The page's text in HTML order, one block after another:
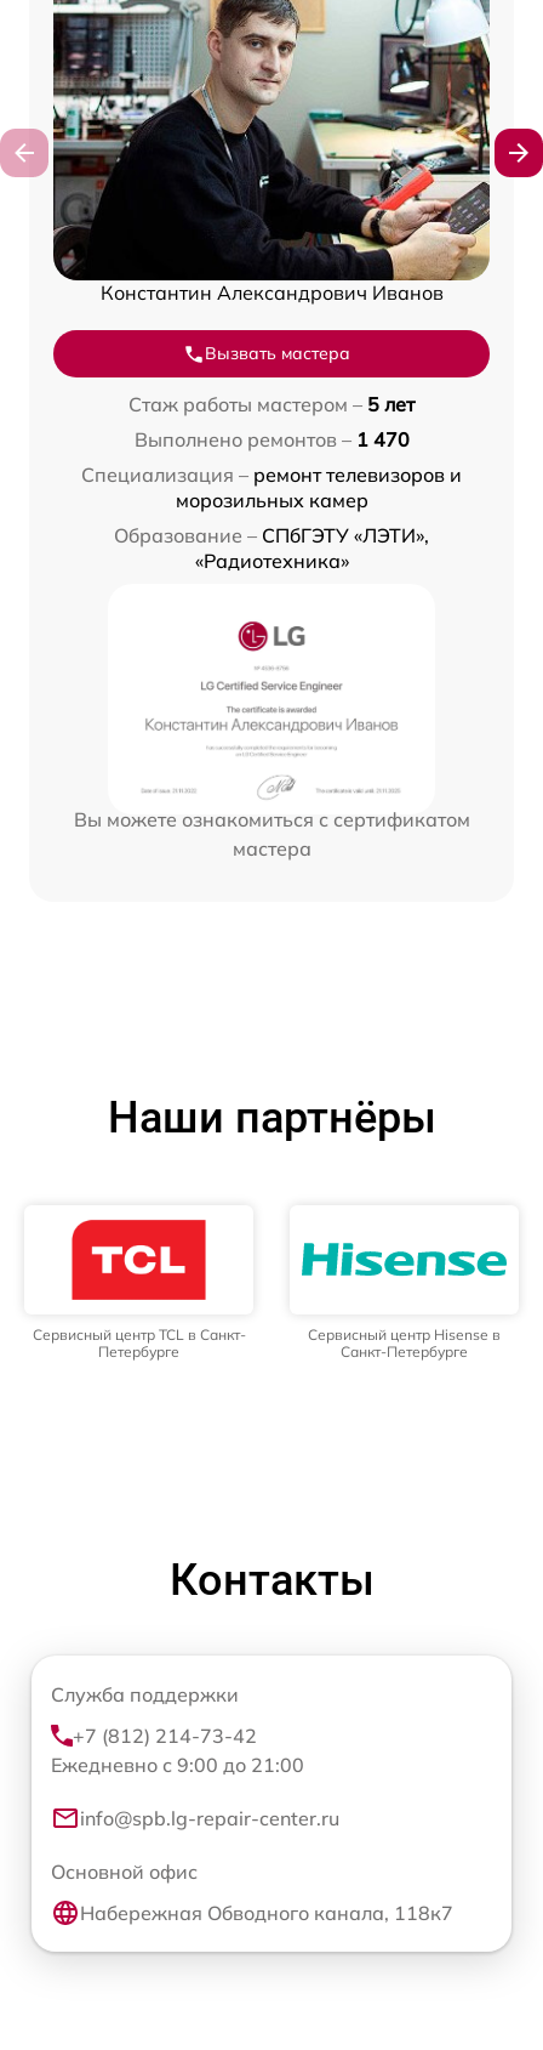
Константин Александрович Иванов
Вызвать мастера
Стаж работы мастером – 5 лет
Выполнено ремонтов – 1 470
Специализация – ремонт телевизоров и
морозильных камер
Образование – СПбГЭТУ «ЛЭТИ»,
«Радиотехника»
Вы можете ознакомиться с сертификатом
мастера
Наши партнёры
Сервисный центр TCL в Санкт-
Петербурге
Сервисный центр Hisense в
Санкт-Петербурге
Контакты
Служба поддержки
+7 (812) 214-73-42
Ежедневно с 9:00 до 21:00
info@spb.lg-repair-center.ru
Основной офис
Набережная Обводного канала, 118к7